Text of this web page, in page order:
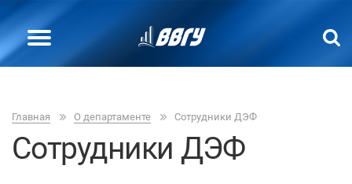
Главная О департаменте Сотрудники ДЭФ
Сотрудники ДЭФ